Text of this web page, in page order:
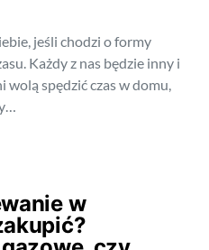
jeśli chodzi o formy
Każdy z nas będzie inny i
wolą spędzić czas w domu,
w